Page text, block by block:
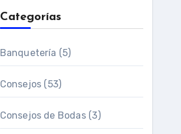
Categorías
Banquetería (5)
Consejos (53)
Consejos de Bodas(3)